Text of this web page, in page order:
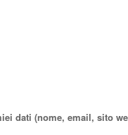
dati (nome, email, sito